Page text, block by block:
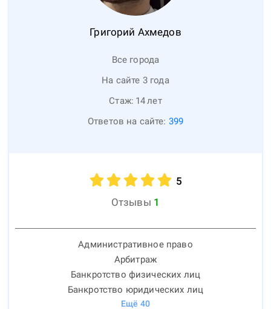
Григорий Ахмедов
Все города
На сайте 3 года
Стаж: 14лет
Ответов на сайте: 399
5
Отзывы 1
Административное право
Арбитраж
Банкротство физических лиц
Банкротство юридических лиц
Ещё 40